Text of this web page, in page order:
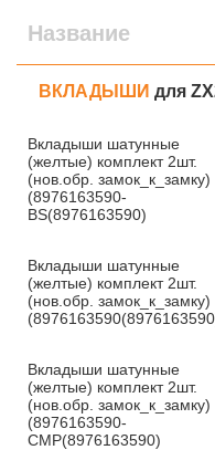
Название
ВКЛАДЫШИ для
Вкладыши шатунные
(желтые) комплект 2шт.
(нов.обр. замок_к_замку)
(8976163590-
BS(8976163590)
Вкладыши шатунные
(желтые) комплект 2шт.
(нов.обр. замок_к_замку)
Вкладыши шатунные
(желтые) комплект 2шт.
(нов.обр. замок_к_замку)
(8976163590-
CMP(8976163590)